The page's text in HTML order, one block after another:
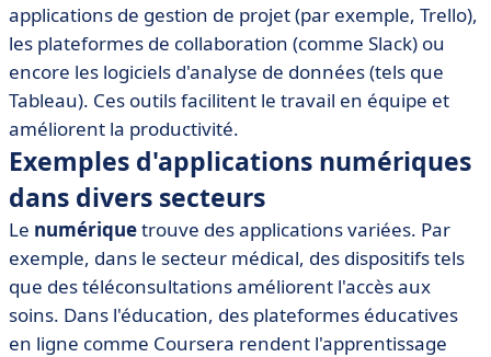
applications de gestion de projet (par exemple, Trello),
les plateformes de collaboration (comme Slack) ou
encore les logiciels d'analyse de données (tels que
Tableau). Ces outils facilitent le travail en équipe et
améliorent la productivité.
Exemples d'applications numériques
dans divers secteurs
Le numériquetrouve des applications variées. Par
exemple, dans le secteur médical, des dispositifs tels
que des téléconsultations améliorent l'accès aux
soins. Dans l'éducation, des plateformes éducatives
en ligne comme Coursera rendent l'apprentissage